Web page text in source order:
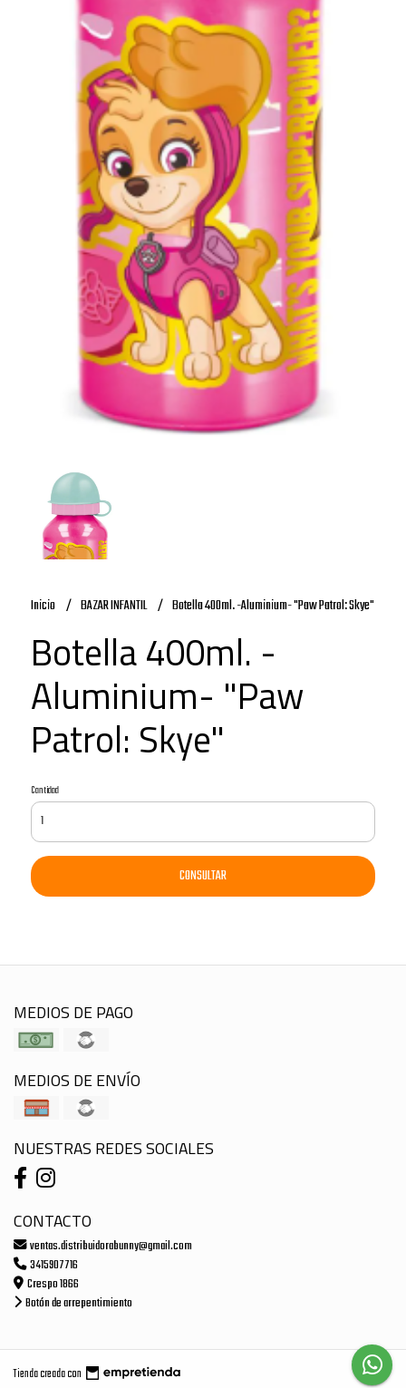
Inicio BAZAR INFANTIL Botella 400ml. -Aluminium- "Paw Patrol: Skye"
Botella 400ml. -
Aluminium- "Paw
Patrol: Skye"
Cantidad
CONSULTAR
MEDIOS DE PAGO
MEDIOS DE ENVÍO
NUESTRAS REDES SOCIALES
CONTACTO
ventas.distribuidorabunny@gmail.com
3415907716
Crespo 1866
Botón de arrepentimiento
Tienda creada con